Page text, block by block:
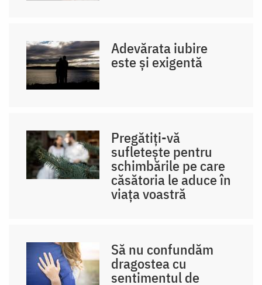
Adevărata iubire
este și exigentă
Pregătiți-vă
sufletește pentru
schimbările pe care
căsătoria le aduce în
viața voastră
Să nu confundăm
dragostea cu
sentimentul de